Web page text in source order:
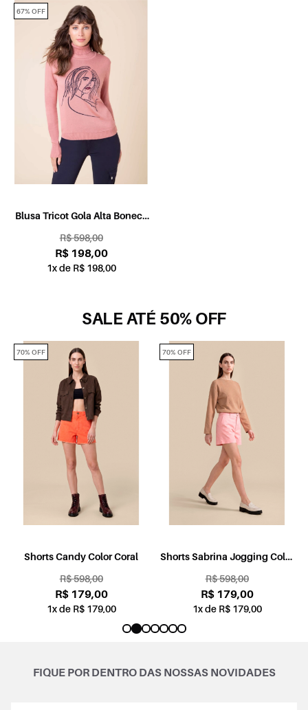
Blusa Tricot Gola Alta Boneca
R$ 598,00
R$ 198,00
1x de R$ 198,00
67% OFF
SALE ATÉ 50% OFF
Shorts Candy Color Coral
R$ 598,00
R$ 179,00
1x de R$ 179,00
70% OFF
Shorts Sabrina Jogging Color
R$ 598,00
R$ 179,00
1x de R$ 179,00
70% OFF
FIQUE POR DENTRO DAS NOSSAS NOVIDADES